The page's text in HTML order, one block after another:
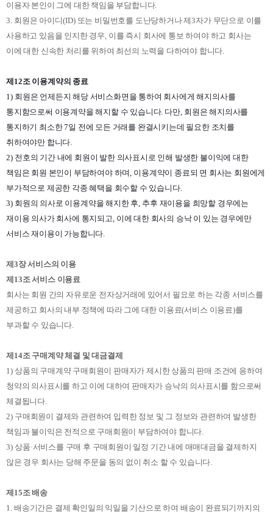
이용자 본인이 그에 대한 책임을 부담합니다.
3. 회원은 아이디(ID) 또는 비밀번호를 도난당하거나 제3자가 무단으로 이를
사용하고 있음을 인지한 경우, 이를 즉시 회사에 통보 하여야 하고 회사는
이에 대한 신속한 처리를 위하여 최선의 노력을 다하여야 합니다.
제 12조 이용계약의 종료
1) 회원은 언제든지 해당 서비스화면을 통하여 회사에게 해지의사를
통지함으로써 이용계약을 해지할 수 있습니다. 다만, 회원은 해지의사를
통지하기 최소한7일 전에 모든 거래를 완결시키는데 필요한 조치를
취하여야만 합니다.
2) 전호의 기간 내에 회원이 발한 의사표시로 인해 발생한 불이익에 대한
책임은 회원 본인이 부담하여야 하며, 이용계약이 종료되 면 회사는 회원에게
부가적으로 제공한 각종 혜택을 회수할 수 있습니다.
3) 회원의 의사로 이용계약을 해지한 후, 추후 재이용을 희망할 경우에는
재이용 의사가 회사에 통지되고, 이에 대한 회사의 승낙 이 있는 경우에만
서비스 재이용이 가능합니다.
제 3장 서비스의 이용
제 13조 서비스 이용료
회사는 회원 간의 자유로운 전자상거래에 있어서 필요로 하는 각종 서비스를
제공하고 회사의 내부 정책에 따라 그에 대한 이용료(서비스 이용료)를
부과할 수 있습니다.
제 14조 구매계약 체결 및 대금결제
1) 상품의 구매계약 구매회원이 판매자가 제시한 상품의 판매 조건에 응하여
청약의 의사표시를 하고 이에 대하여 판매자가 승낙의 의사표시를 함으로써
체결됩니다.
2) 구매회원이 결제와 관련하여 입력한 정보 및 그 정보와 관련하여 발생한
책임과 불이익은 전적으로 구매회원이 부담하여야 합니다.
3) 상품·서비스를 구매 후 구매회원이 일정 기간 내에 매매대금을 결제하지
않은 경우 회사는 당해 주문을 동의 없이 취소 할 수 있습니다.
제 15조 배송
1. 배송기간은 결제 확인일의 익일을 기산으로 하여 배송이 완료되기까지의